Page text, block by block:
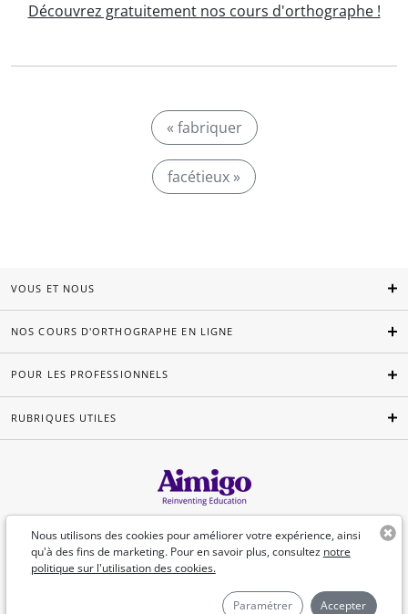
Découvrez gratuitement nos cours d'orthographe !
« fabriquer
facétieux »
Nous utilisons des cookies pour améliorer votre expérience, ainsi
qu'à des fins de marketing. Pour en savoir plus, consultez notre
politique sur l'utilisation des cookies.
Paramétrer Accepter
VOUS ET NOUS
NOS COURS D'ORTHOGRAPHE EN LIGNE
POUR LES PROFESSIONNELS
RUBRIQUES UTILES
Français
©Aimigo 2026